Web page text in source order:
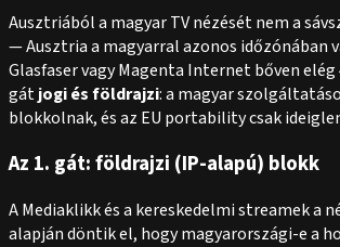
Ausztriából a magyar TV nézését nem a
— Ausztria a magyarral azonos időzónában
Glasfaser vagy Magenta Internet bőven elég
gátjogi és földrajzi: a magyar
blokkolnak, és az EU portability csak
Az 1. gát: földrajzi (IP-alapú) blokk
A Mediaklikk és a kereskedelmi streamek a
alapján döntik el, hogy magyarországi-e a